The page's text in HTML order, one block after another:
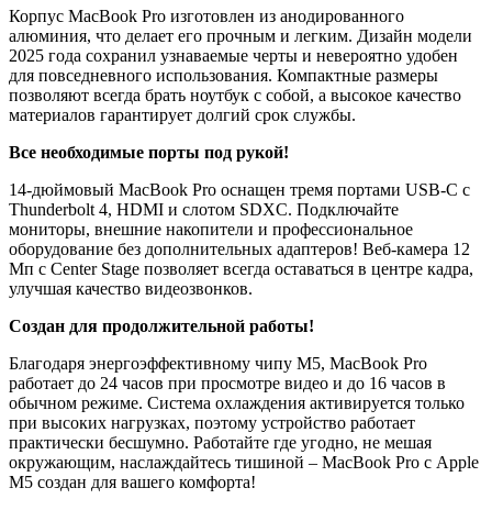
Корпус MacBook Pro изготовлен из анодированного
алюминия, что делает его прочным и легким. Дизайн модели
2025 года сохранил узнаваемые черты и невероятно удобен
для повседневного использования. Компактные размеры
позволяют всегда брать ноутбук с собой, а высокое качество
материалов гарантирует долгий срок службы.
Все необходимые порты под рукой!
14-дюймовый MacBook Pro оснащен тремя портами USB-C с
Thunderbolt 4, HDMI и слотом SDXC. Подключайте
мониторы, внешние накопители и профессиональное
оборудование без дополнительных адаптеров! Веб-камера 12
Мп с Center Stage позволяет всегда оставаться в центре кадра,
улучшая качество видеозвонков.
Создан для продолжительной работы!
Благодаря энергоэффективному чипу M5, MacBook Pro
работает до 24 часов при просмотре видео и до 16 часов в
обычном режиме. Система охлаждения активируется только
при высоких нагрузках, поэтому устройство работает
практически бесшумно. Работайте где угодно, не мешая
окружающим, наслаждайтесь тишиной – MacBook Pro с Apple
M5 создан для вашего комфорта!